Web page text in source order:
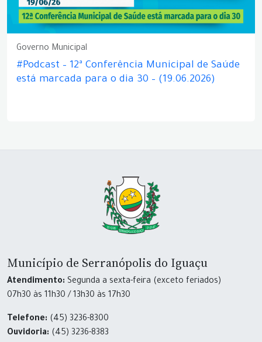
Governo Municipal
#Podcast – 12ª Conferência Municipal de Saúde
está marcada para o dia 30 – (19.06.2026)
Município de Serranópolis do Iguaçu
Atendimento: Segunda a sexta-feira (exceto feriados)
07h30 às 11h30 / 13h30 às 17h30
Telefone: (45) 3236-8300
Ouvidoria: (45) 3236-8383